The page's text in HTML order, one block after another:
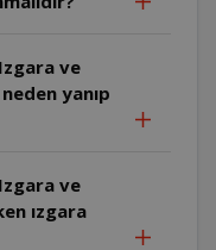
ve
yanıp
ve
ızgara